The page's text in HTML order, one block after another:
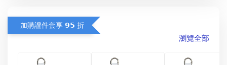
加購證件套享 𝟵𝟱 折
瀏覽全部